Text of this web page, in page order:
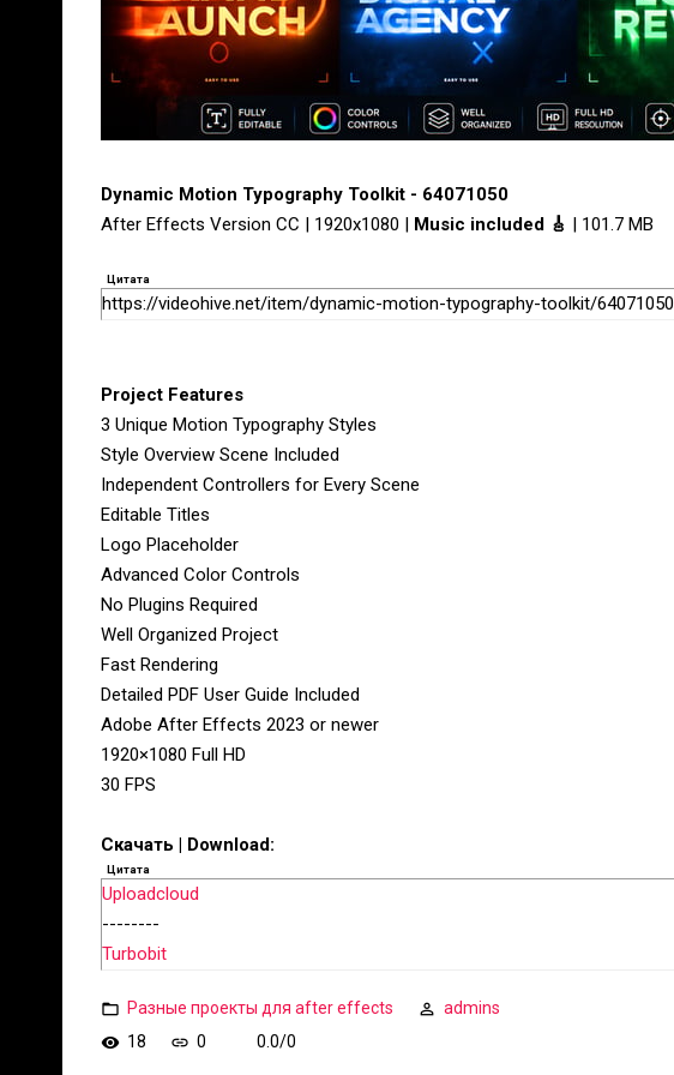
Dynamic Motion Typography Toolkit - 64071050
After Effects Version CC | 1920x1080 | Music included 🎸 | 101.7 MB
Цитата
https://videohive.net/item/dynamic-motion-typography-toolkit/64071050
Project Features
3 Unique Motion Typography Styles
Style Overview Scene Included
Independent Controllers for Every Scene
Editable Titles
Logo Placeholder
Advanced Color Controls
No Plugins Required
Well Organized Project
Fast Rendering
Detailed PDF User Guide Included
Adobe After Effects 2023 or newer
1920×1080 Full HD
30 FPS
Скачать | Download:
Цитата
Uploadcloud
--------
Turbobit
Разные проекты для after effects
admins
18
0 0.0/0